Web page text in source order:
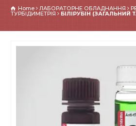
Home ЛАБОРАТОРНЕ ОБЛАДНАННЯ
ТУРБІДИМЕТРІЯ БІЛІРУБІН (ЗАГАЛЬНИЙ